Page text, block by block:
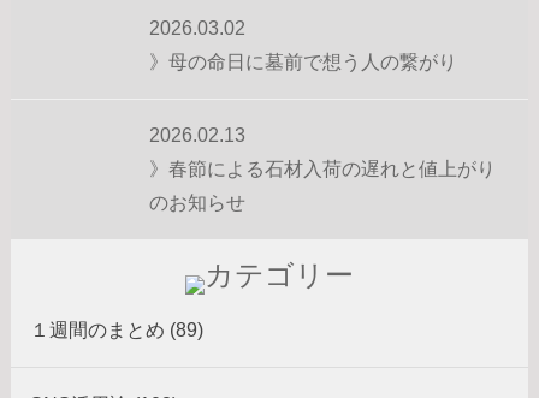
2026.03.02
》母の命日に墓前で想う人の繋がり
2026.02.13
》春節による石材入荷の遅れと値上がり
のお知らせ
１週間のまとめ (89)